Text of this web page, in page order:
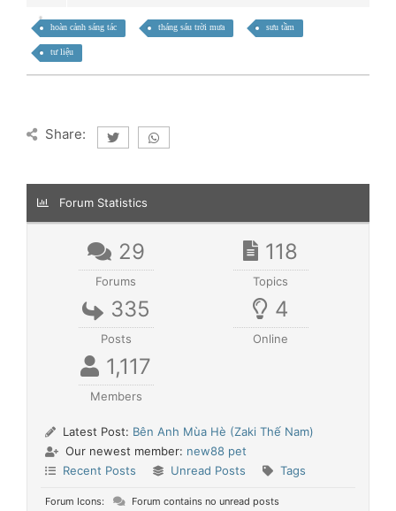
hoàn cảnh sáng tác tháng sáu trời mưa sưu tầm
tư liệu
Share:
Forum Statistics
29
Forums
118
Topics
335
Posts
4
Online
1,117
Members
Latest Post: Bên Anh Mùa Hè (Zaki Thế Nam)
Our newest member: new88 pet
Recent Posts
Unread Posts Tags
Forum Icons: Forum contains no unread posts